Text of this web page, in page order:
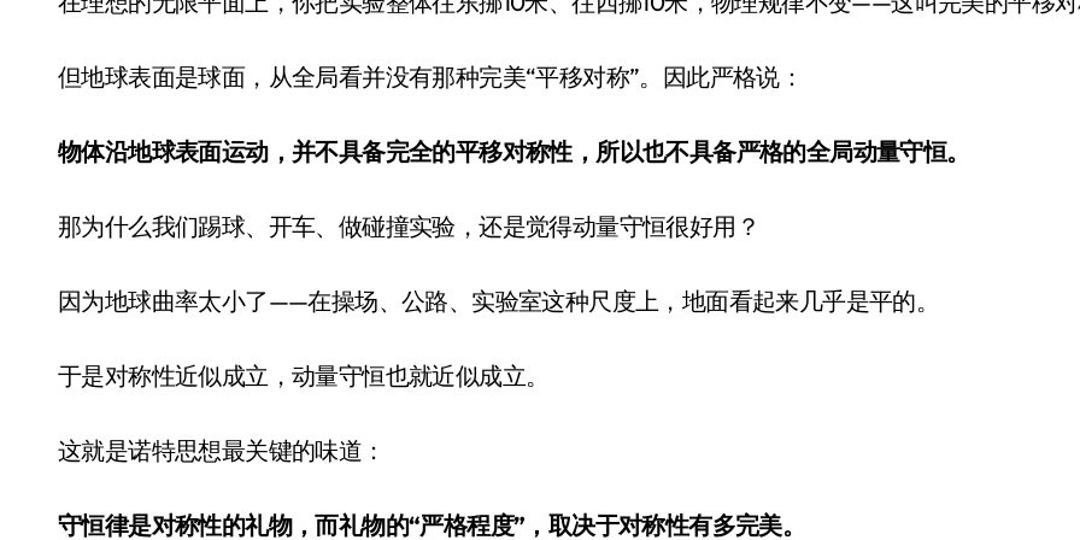
但地球表面是球面，从全局看并没有那种完美“平移对称”。因此严格说：
物体沿地球表面运动，并不具备完全的平移对称性，所以也不具备严格的全局动量守恒。
那为什么我们踢球、开车、做碰撞实验，还是觉得动量守恒很好用？
因为地球曲率太小了——在操场、公路、实验室这种尺度上，地面看起来几乎是平的。
于是对称性近似成立，动量守恒也就近似成立。
这就是诺特思想最关键的味道：
守恒律是对称性的礼物，而礼物的“严格程度”，取决于对称性有多完美。